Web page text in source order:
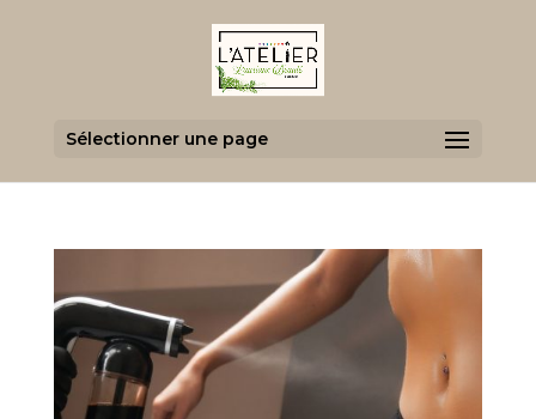
Sélectionner une page